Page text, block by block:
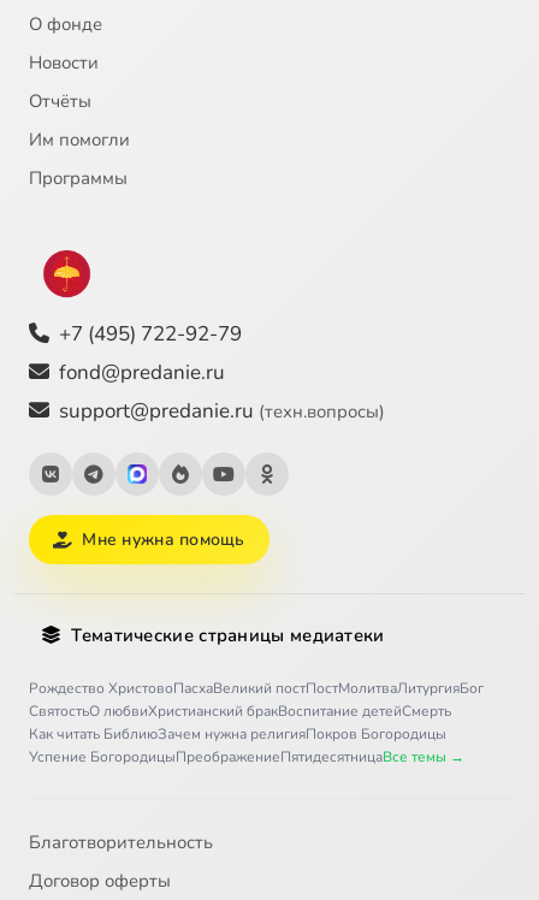
О фонде
Новости
Отчёты
Им помогли
Программы
+7 (495) 722-92-79
fond@predanie.ru
support@predanie.ru (техн.вопросы)
Мне нужна помощь
Тематические страницы медиатеки
Рождество ХристовоПасхаВеликий постПостМолитваЛитургияБог
СвятостьО любвиХристианский бракВоспитание детейСмерть
Как читать БиблиюЗачем нужна религияПокров Богородицы
Успение БогородицыПреображениеПятидесятницаВсе темы →
Благотворительность
Договор оферты